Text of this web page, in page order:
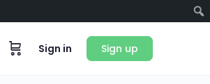
Sign in Sign up